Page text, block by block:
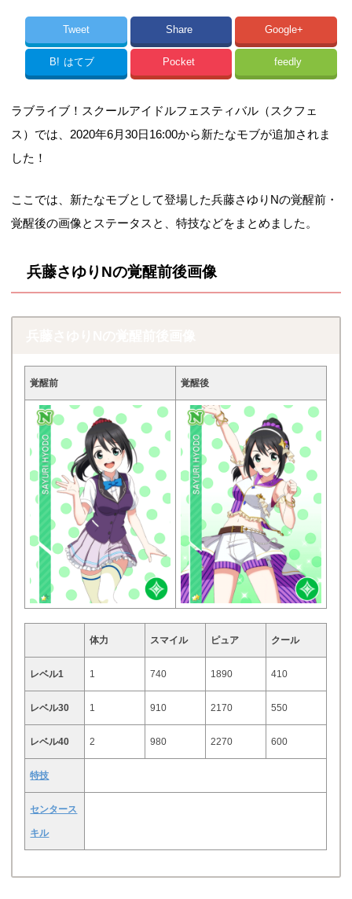
Tweet Share Google+
B! はてブ Pocket feedly
ラブライブ！スクールアイドルフェスティバル（スクフェ
ス）では、2020年6月30日16:00から新たなモブが追加されま
した！
ここでは、新たなモブとして登場した兵藤さゆりNの覚醒前・
覚醒後の画像とステータスと、特技などをまとめました。
兵藤さゆりNの覚醒前後画像
覚醒前 覚醒後
体力 スマイル ピュア クール
レベル1 1 740 1890 410
レベル30 1 910 2170 550
レベル40 2 980 2270 600
特技
センタース
キル